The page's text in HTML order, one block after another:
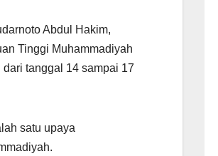
Abdul Hakim,
Tinggi Muhammadiyah
tanggal 14 sampai 17
satu upaya